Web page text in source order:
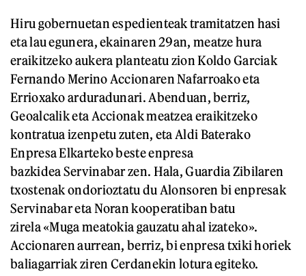
Hiru gobernuetan espedienteak tramitatzen hasi
eta lau egunera, ekainaren 29an, meatze hura
eraikitzeko aukera planteatu zion Koldo Garciak
Fernando Merino Accionaren Nafarroako eta
Errioxako arduradunari. Abenduan, berriz,
Geoalcalik eta Accionak meatzea eraikitzeko
kontratua izenpetu zuten, eta Aldi Baterako
Enpresa Elkarteko beste enpresa
bazkidea Servinabar zen. Hala, Guardia Zibilaren
txostenak ondorioztatu du Alonsoren bi enpresak
Servinabar eta Noran kooperatiban batu
zirela «Muga meatokia gauzatu ahal izateko».
Accionaren aurrean, berriz, bi enpresa txiki horiek
baliagarriak ziren Cerdanekin lotura egiteko.